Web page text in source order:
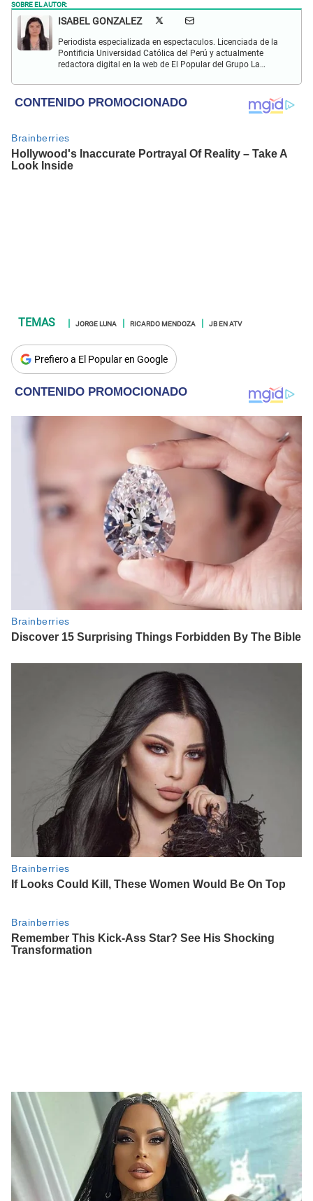
SOBRE EL AUTOR:
ISABEL GONZALEZ
Periodista especializada en espectaculos. Licenciada de la
Pontificia Universidad Católica del Perú y actualmente
redactora digital en la web de El Popular del Grupo La
sociales y nuevas tecnologías.
JORGE LUNA RICARDO MENDOZA JB EN ATV
Prefiero a El Popular en Google